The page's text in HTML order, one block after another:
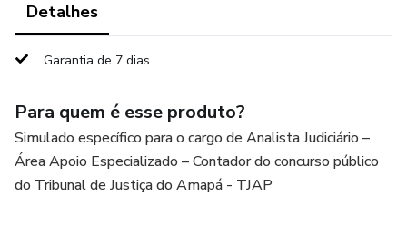
Judiciário – Área Apoio Especializado – Contador.
Reconhecemos a importância de uma preparação sólida e
usuários.
Este simulado foi elaborado levando em consideração a
estrutura e o conteúdo programático do concurso do
Detalhes
Garantia de 7 dias
Para quem é esse produto?
Simulado específico para o cargo de Analista Judiciário –
Área Apoio Especializado – Contador do concurso público
do Tribunal de Justiça do Amapá - TJAP